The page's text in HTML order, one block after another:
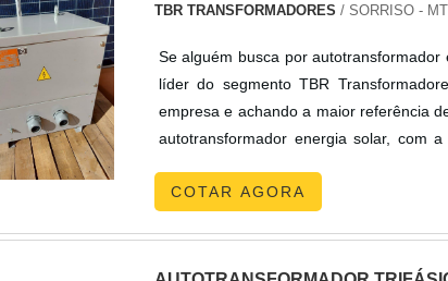
TBR TRANSFORMADORES / SORRISO - MT
Se alguém busca por
líder do segmento TBR
empresa e achando a maior referência
autotransformador energia solar, com
SOLARA TBR Transform...
COTAR AGORA